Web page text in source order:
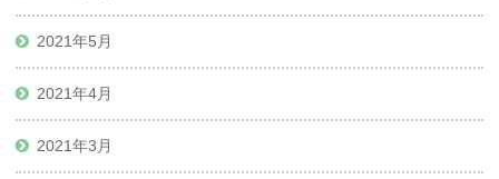
2021年5月
2021年4月
2021年3月